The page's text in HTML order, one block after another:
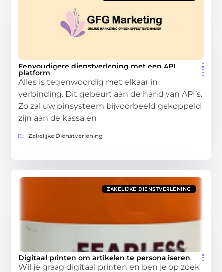
Eenvoudigere dienstverlening met een API
platform
Alles is tegenwoordig met elkaar in
verbinding. Dit gebeurt aan de hand van API’s.
Zo zal uw pinsysteem bijvoorbeeld gekoppeld
zijn aan de kassa en
Zakelijke Dienstverlening
ZAKELIJKE DIENSTVERLENING
Digitaal printen om artikelen te personaliseren
Wil je graag digitaal printen en ben je op zoek